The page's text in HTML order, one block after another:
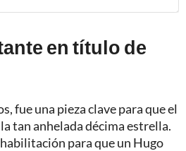
en título de
fue una pieza clave para que el
tan anhelada décima estrella.
para que un Hugo